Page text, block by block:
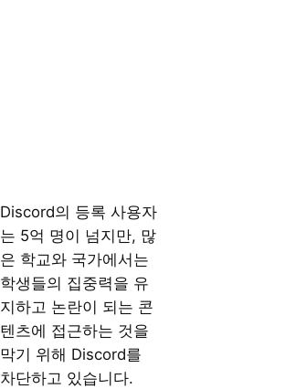
Discord의 등록 사용자
는 5억 명이 넘지만, 많
은 학교와 국가에서는
학생들의 집중력을 유
지하고 논란이 되는 콘
텐츠에 접근하는 것을
막기 위해 Discord를
차단하고 있습니다.